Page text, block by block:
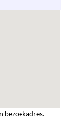
bezoekadres.